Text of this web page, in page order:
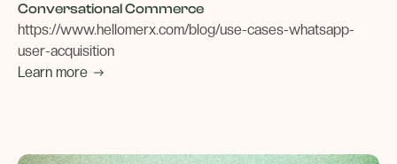
Conversational Commerce
https://www.hellomerx.com/blog/use-cases-whatsapp-
user-acquisition
Learn more